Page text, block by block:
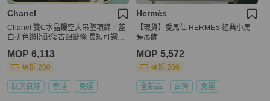
Chanel
Chanel 雙C水晶鏤空大吊墜項鍊，藍
白拼色鑽搭配復古銀鏈條 長短可調節
MOP 6,113
現折 200
狀況良好 香港 免運
Hermès
【現貨】愛馬仕 HERMES 經典小馬
🐎吊飾
MOP 5,572
現折 200
全新品 台灣 免運